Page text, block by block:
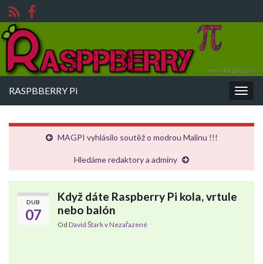
RASPBBERRY Pi
MAGPI vyhlásilo soutěž o modrou Malinu !!!
Hledáme redaktory a adminy
DUB
07
Když dáte Raspberry Pi kola, vrtule
nebo balón
Od David ŠtarkvNezařazené